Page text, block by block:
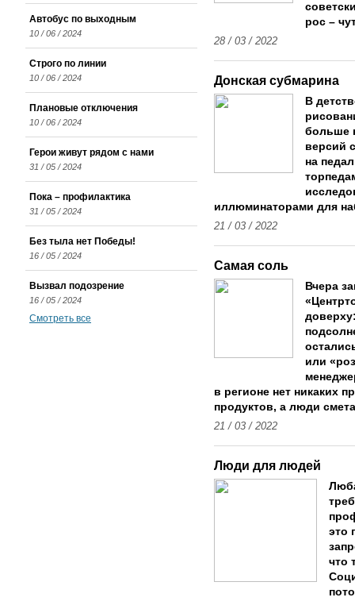
рос –
28 / 03 / 2022
Донская субмарина
В
больше
версий
на
иллюминаторами для
21 / 03 / 2022
Самая соль
Вчера
или
в регионе нет никаких
продуктов, а люди
21 / 03 / 2022
Люди для людей
это
что
Автобус по выходным
10 / 06 / 2024
Строго по линии
10 / 06 / 2024
Плановые отключения
10 / 06 / 2024
Герои живут рядом с нами
31 / 05 / 2024
Пока – профилактика
31 / 05 / 2024
Без тыла нет Победы!
16 / 05 / 2024
Вызвал подозрение
16 / 05 / 2024
Смотреть все